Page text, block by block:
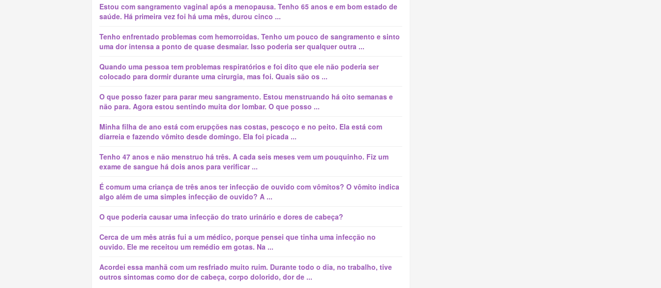
Estou com sangramento vaginal após a menopausa. Tenho 65 anos e em bom estado de
saúde. Há primeira vez foi há uma mês, durou cinco ...
Tenho enfrentado problemas com hemorroidas. Tenho um pouco de sangramento e sinto
uma dor intensa a ponto de quase desmaiar. Isso poderia ser qualquer outra ...
Quando uma pessoa tem problemas respiratórios e foi dito que ele não poderia ser
colocado para dormir durante uma cirurgia, mas foi. Quais são os ...
O que posso fazer para parar meu sangramento. Estou menstruando há oito semanas e
não para. Agora estou sentindo muita dor lombar. O que posso ...
Minha filha de ano está com erupções nas costas, pescoço e no peito. Ela está com
diarreia e fazendo vômito desde domingo. Ela foi picada ...
Tenho 47 anos e não menstruo há três. A cada seis meses vem um pouquinho. Fiz um
exame de sangue há dois anos para verificar ...
É comum uma criança de três anos ter infecção de ouvido com vômitos? O vômito indica
algo além de uma simples infecção de ouvido? A ...
O que poderia causar uma infecção do trato urinário e dores de cabeça?
Cerca de um mês atrás fui a um médico, porque pensei que tinha uma infecção no
ouvido. Ele me receitou um remédio em gotas. Na ...
Acordei essa manhã com um resfriado muito ruim. Durante todo o dia, no trabalho, tive
outros sintomas como dor de cabeça, corpo dolorido, dor de ...